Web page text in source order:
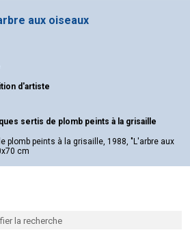
aux oiseaux
d'artiste
sertis de plomb peints à la grisaille
plomb peints à la grisaille, 1988, "L'arbre aux
cm
la recherche